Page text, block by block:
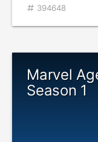
394648
Marvel
Season 1